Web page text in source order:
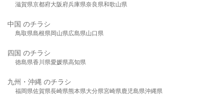
滋賀県京都府大阪府兵庫県奈良県和歌山県
中国 のチラシ
鳥取県島根県岡山県広島県山口県
四国 のチラシ
徳島県香川県愛媛県高知県
九州・沖縄 のチラシ
福岡県佐賀県長崎県熊本県大分県宮崎県鹿児島県沖縄県